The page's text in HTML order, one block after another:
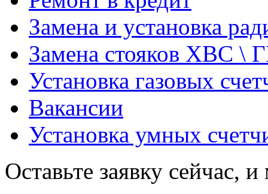
Замена и установка
Замена стояков ХВС \
Установка газовых
Вакансии
Установка умных
Оставьте заявку сейчас,